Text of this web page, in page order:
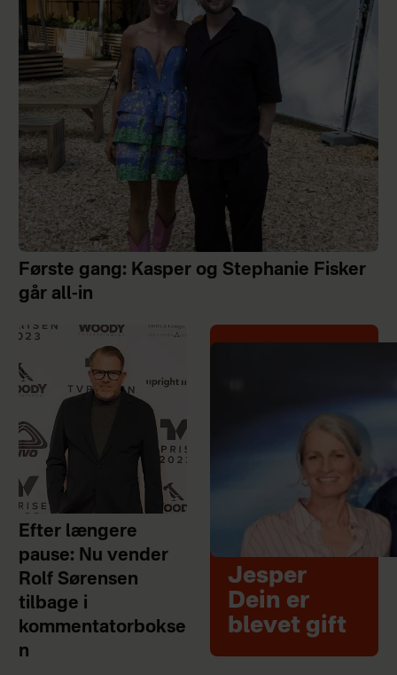
Første gang: Kasper og Stephanie Fisker
går all-in
Efter længere
pause: Nu vender
Rolf Sørensen
tilbage i
kommentatorbokse
n
Jesper
Dein er
blevet gift